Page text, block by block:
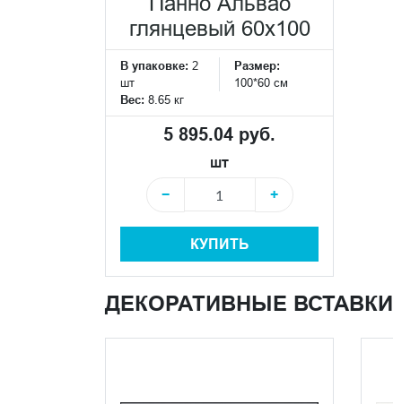
глянцевый 60х100
В упаковке: 2
шт
Размер:
100*60 см
Вес: 8.65 кг
5 895.04 руб.
шт
−
+
КУПИТЬ
ДЕКОРАТИВНЫЕ ВСТАВКИ